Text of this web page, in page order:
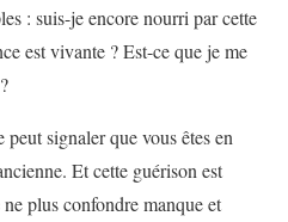
: suis-je encore nourri par cette
est vivante ? Est-ce que je me
signaler que vous êtes en
Et cette guérison est
plus confondre manque et